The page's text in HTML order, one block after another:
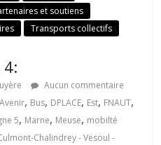
et soutiens
Transports collectifs
Aucun commentaire
Avenir, Bus, DPLACE, Est, FNAUT,
5, Marne, Meuse, mobilté
Chalindrey - Vesoul -